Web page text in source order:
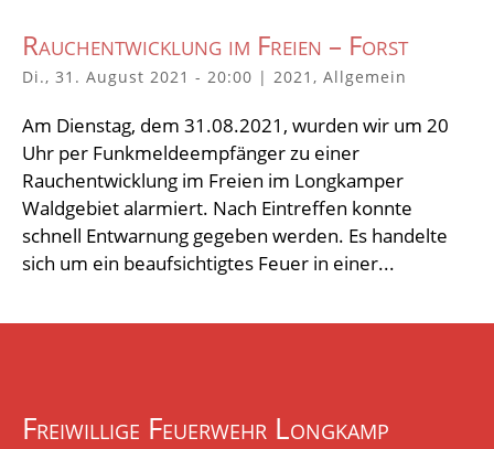
Rauchentwicklung im Freien – Forst
Di., 31. August 2021 - 20:00 | 2021 , Allgemein
Am Dienstag, dem 31.08.2021, wurden wir um 20
Uhr per Funkmeldeempfänger zu einer
Rauchentwicklung im Freien im Longkamper
Waldgebiet alarmiert. Nach Eintreffen konnte
schnell Entwarnung gegeben werden. Es handelte
sich um ein beaufsichtigtes Feuer in einer...
Freiwillige Feuerwehr Longkamp